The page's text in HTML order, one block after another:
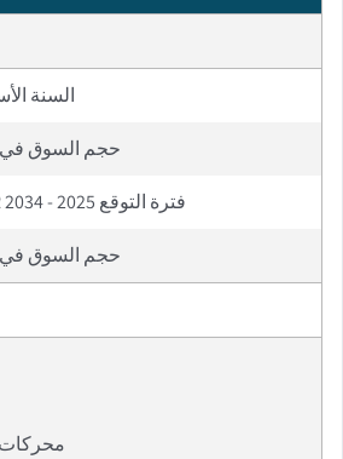
السنة
حجم السوق في 2024
فترة التوقع 2025 - 2034 CAGR
حجم السوق في 2034
محركات